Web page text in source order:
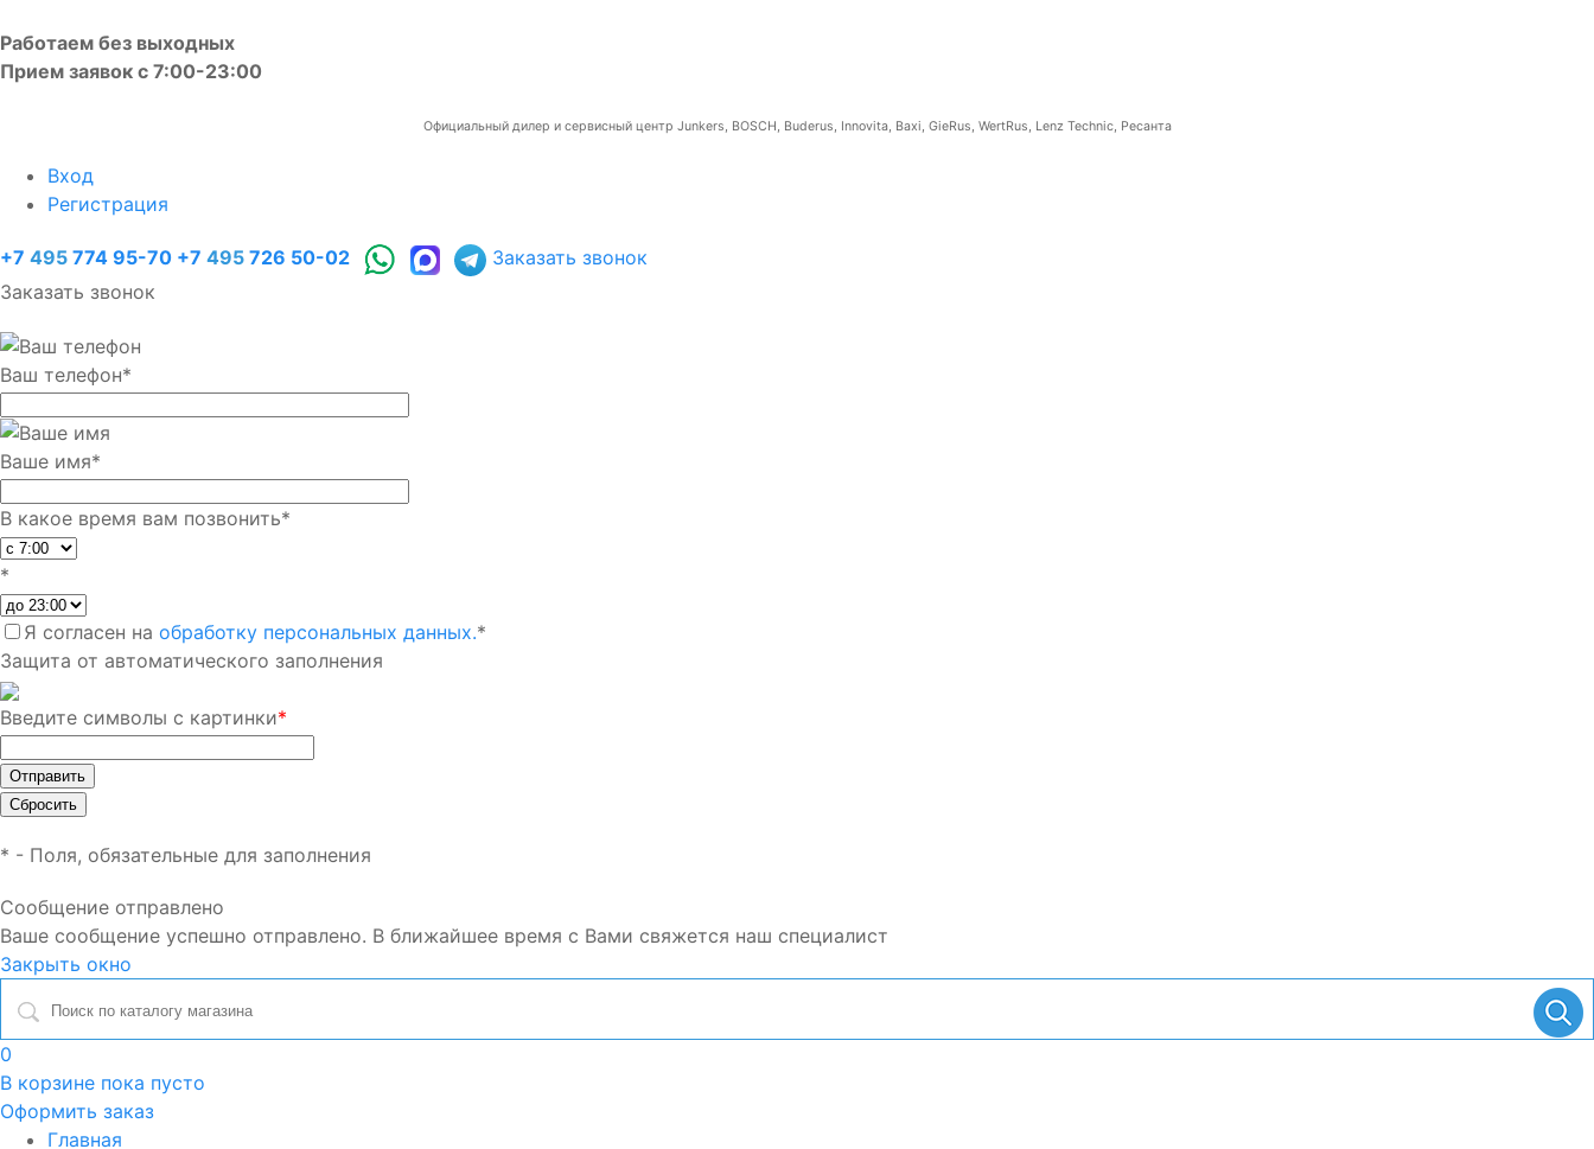
Работаем без выходных
Прием заявок с 7:00-23:00
Официальный дилер и сервисный центр Junkers, BOSCH, Buderus, Innovita, Baxi, GieRus, WertRus, Lenz Technic, Ресанта
Вход
Регистрация
+7 495 774 95-70 +7 495 726 50-02
Заказать звонок
Заказать звонок
Ваш телефон*
Ваше имя*
В какое время вам позвонить*
*
Я согласен на обработку персональных данных.*
Защита от автоматического заполнения
Введите символы с картинки*
* - Поля, обязательные для заполнения
Сообщение отправлено
Ваше сообщение успешно отправлено. В ближайшее время с Вами свяжется наш специалист
Закрыть окно
0
В корзине пока пусто
Оформить заказ
Главная